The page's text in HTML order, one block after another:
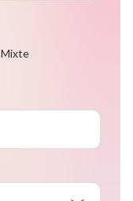
Mixte